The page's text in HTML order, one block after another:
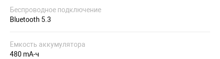
Беспроводное подключение
Bluetooth 5.3
Емкость аккумулятора
480 mA-ч